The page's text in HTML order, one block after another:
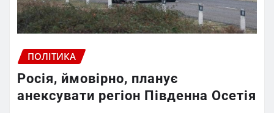
ПОЛІТИКА
Росія, ймовірно, планує
анексувати регіон Південна Осетія